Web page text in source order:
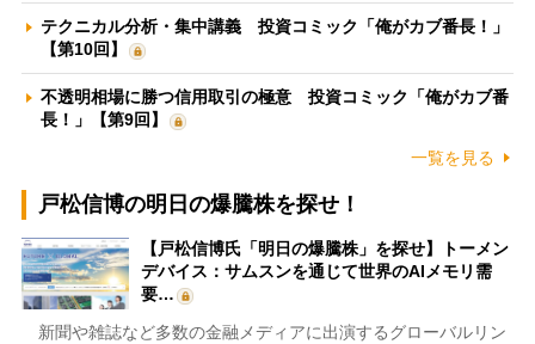
テクニカル分析・集中講義 投資コミック「俺がカブ番長！」
【第10回】
不透明相場に勝つ信用取引の極意 投資コミック「俺がカブ番
長！」【第9回】
一覧を見る
戸松信博の明日の爆騰株を探せ！
【戸松信博氏「明日の爆騰株」を探せ】トーメン
デバイス：サムスンを通じて世界のAIメモリ需
要…
新聞や雑誌など多数の金融メディアに出演するグローバルリン